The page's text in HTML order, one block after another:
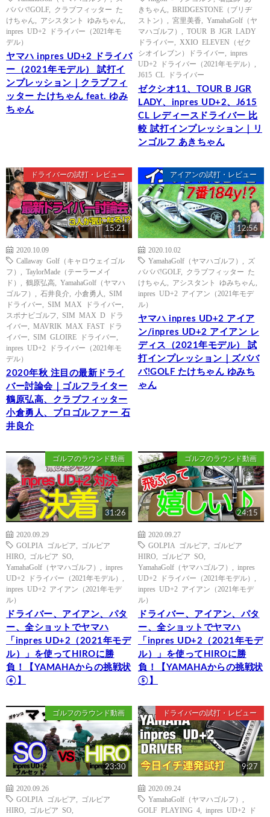
バババ!GOLF, クラブフィッター た
けちゃん
アシスタント ゆみちゃん
inpres UD+2 ドライバー（2021年モ
デル）
ヤマハ inpres UD+2 ドライバ
ー（2021年モデル） 試打イ
ンプレッション｜クラブフィ
ッター たけちゃん feat. ゆみ
ちゃん
きちゃん
BRIDGESTONE（ブリヂ
ストン）
宮里美香
YamahaGolf（ヤ
マハゴルフ）
TOUR B JGR LADY
ドライバー
XXIO ELEVEN（ゼク
シオイレブン）ドライバー
inpres
UD+2 ドライバー（2021年モデル）
J615 CL ドライバー
ゼクシオ11、TOUR B JGR
LADY、inpres UD+2、J615
CL レディースドライバー 比
較 試打インプレッション｜リ
ンゴルフ あきちゃん
ドライバーの試打・レビュー
15:21
2020.10.09
Callaway Golf（キャロウェイゴル
フ）
TaylorMade（テーラーメイ
ド）
鶴原弘高
YamahaGolf（ヤマハ
ゴルフ）
石井良介 小倉勇人
SIM
ドライバー
SIM MAX ドライバー
スポナビゴルフ
SIM MAX D ドラ
イバー
MAVRIK MAX FAST ドラ
イバー
SIM GLOIRE ドライバー
inpres UD+2 ドライバー（2021年モ
デル）
2020年秋 注目の最新ドライ
バー討論会｜ゴルフライター
鶴原弘高、クラブフィッター
小倉勇人、プロゴルファー 石
井良介
アイアンの試打・レビュー
12:56
2020.10.02
YamahaGolf（ヤマハゴルフ）
ズ
バババ!GOLF, クラブフィッター た
けちゃん
アシスタント ゆみちゃん
inpres UD+2 アイアン（2021年モデ
ル）
ヤマハ inpres UD+2 アイア
ン/inpres UD+2 アイアン レ
ディス（2021年モデル） 試
打インプレッション｜ズババ
バ!GOLF たけちゃん ゆみち
ゃん
ゴルフのラウンド動画
31:26
2020.09.29
GOLPIA ゴルピア
ゴルピア
HIRO
ゴルピア SO
YamahaGolf（ヤマハゴルフ）
inpres
UD+2 ドライバー（2021年モデル）
inpres UD+2 アイアン（2021年モデ
ル）
ドライバー、アイアン、パタ
ー、全ショットでヤマハ
「inpres UD+2（2021年モデ
ル）」を使ってHIROに勝
負！【YAMAHAからの挑戦状
⑥】
ゴルフのラウンド動画
24:15
2020.09.27
GOLPIA ゴルピア
ゴルピア
HIRO
ゴルピア SO
YamahaGolf（ヤマハゴルフ）
inpres
UD+2 ドライバー（2021年モデル）
inpres UD+2 アイアン（2021年モデ
ル）
ドライバー、アイアン、パタ
ー、全ショットでヤマハ
「inpres UD+2（2021年モデ
ル）」を使ってHIROに勝
負！【YAMAHAからの挑戦状
⑤】
ゴルフのラウンド動画
23:30
2020.09.26
GOLPIA ゴルピア
ゴルピア
HIRO
ゴルピア SO
ドライバーの試打・レビュー
9:27
2020.09.24
YamahaGolf（ヤマハゴルフ）
GOLF PLAYING 4
inpres UD+2 ド